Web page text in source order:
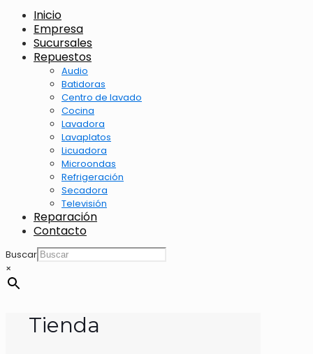
Inicio
Empresa
Sucursales
Repuestos
Audio
Batidoras
Centro de lavado
Cocina
Lavadora
Lavaplatos
Licuadora
Microondas
Refrigeración
Secadora
Televisión
Reparación
Contacto
Buscar
×
Tienda